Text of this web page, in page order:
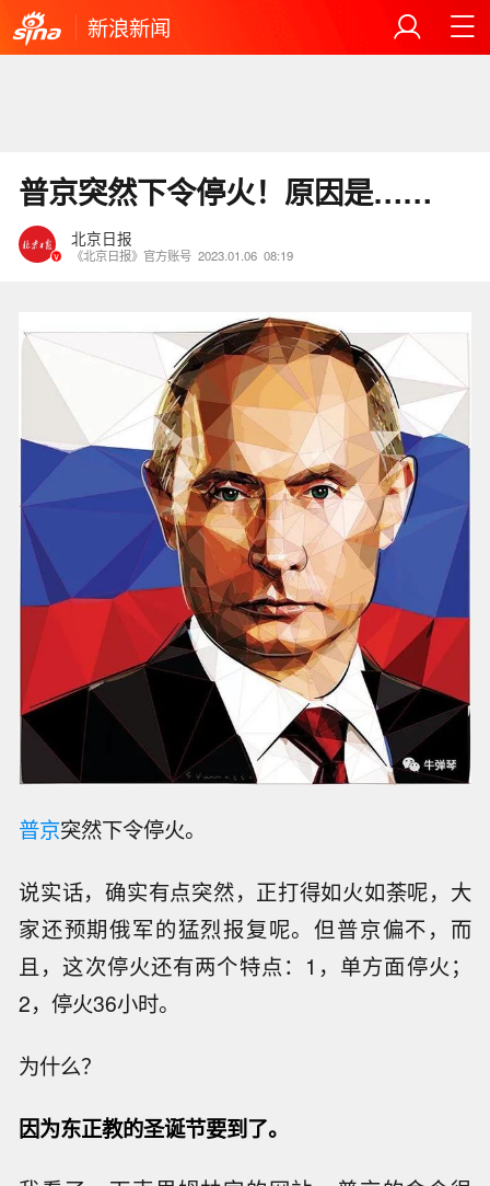
新浪新闻
普京突然下令停火！原因是……
北京日报
《北京日报》官方账号 2023.01.06 08:19
普京突然下令停火。
说实话，确实有点突然，正打得如火如荼呢，大
家还预期俄军的猛烈报复呢。但普京偏不，而
且，这次停火还有两个特点：1，单方面停火；
2，停火36小时。
为什么？
因为东正教的圣诞节要到了。